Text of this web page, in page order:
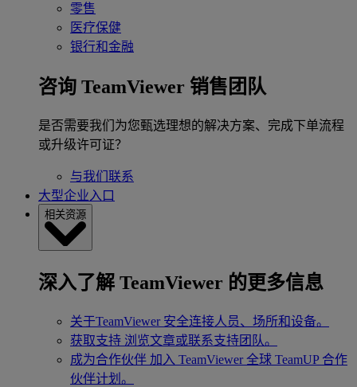
零售
医疗保健
银行和金融
咨询 TeamViewer 销售团队
是否需要我们为您甄选理想的解决方案、完成下单流程
或升级许可证？
与我们联系
大型企业入口
相关资源
深入了解 TeamViewer 的更多信息
关于TeamViewer 安全连接人员、场所和设备。
获取支持 浏览文章或联系支持团队。
成为合作伙伴 加入 TeamViewer 全球 TeamUP 合作
伙伴计划。